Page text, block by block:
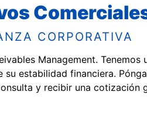
CORPORATIVA
Management. Tenemos
estabilidad financiera.
y recibir una cotización